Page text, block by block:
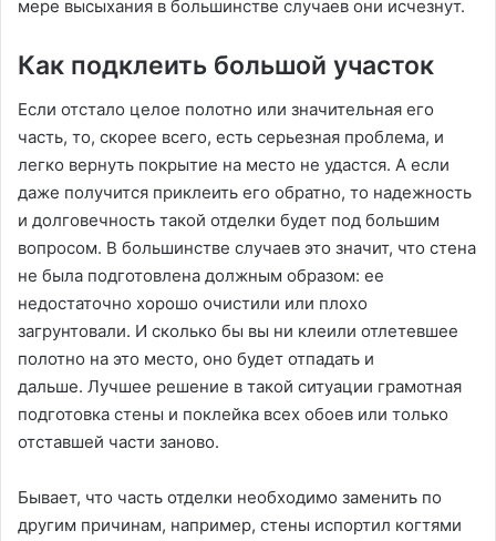
мере высыхания в большинстве случаев они исчезнут.
Как подклеить большой участок
Если отстало целое полотно или значительная его
часть, то, скорее всего, есть серьезная проблема, и
легко вернуть покрытие на место не удастся. А если
даже получится приклеить его обратно, то надежность
и долговечность такой отделки будет под большим
вопросом. В большинстве случаев это значит, что стена
не была подготовлена должным образом: ее
недостаточно хорошо очистили или плохо
загрунтовали. И сколько бы вы ни клеили отлетевшее
полотно на это место, оно будет отпадать и
дальше. Лучшее решение в такой ситуации грамотная
подготовка стены и поклейка всех обоев или только
отставшей части заново.
Бывает, что часть отделки необходимо заменить по
другим причинам, например, стены испортил когтями